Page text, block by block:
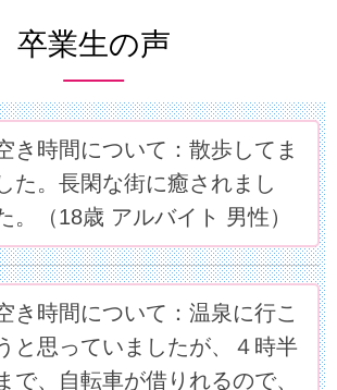
卒業生の声
き時間について：散歩してま
た。長閑な街に癒されまし
。（18歳 アルバイト 男性）
き時間について：温泉に行こ
と思っていましたが、４時半
で、自転車が借りれるので、